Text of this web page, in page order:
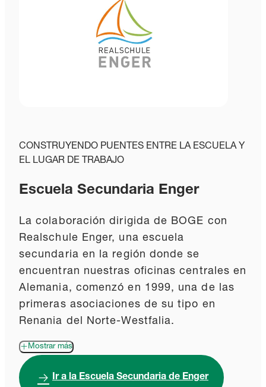
CONSTRUYENDO PUENTES ENTRE LA ESCUELA Y
EL LUGAR DE TRABAJO
Escuela Secundaria Enger
La colaboración dirigida de BOGE con
Realschule Enger, una escuela
secundaria en la región donde se
encuentran nuestras oficinas centrales en
Alemania, comenzó en 1999, una de las
primeras asociaciones de su tipo en
Renania del Norte-Westfalia.
Mostrar más
Ir a la Escuela Secundaria de Enger